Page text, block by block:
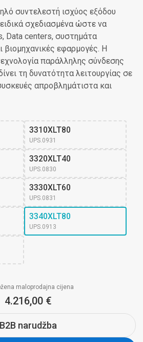
συντελεστή ισχύος εξόδου
σχεδιασμένα ώστε να
Data centers, συστημάτα
εφαρμογές. Η
παράλληλης σύνδεσης
τη δυνατότητα λειτουργίας σε
απροβλημάτιστα και
3310XLT80
UPS.0931
3320XLT40
UPS.0830
3330XLT60
UPS.0831
3340XLT80
UPS.0913
maloprodajna cijena
4.216,00 €
B2B narudžba